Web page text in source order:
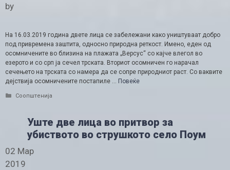
by
На 16.03.2019 година двете лица се забележани како уништуваат добро
под привремена заштита, односно природна реткост. Имено, еден од
осомничените во близина на плажата „Версус“ со кајче влегол во
езерото и со срп ја сечел трската. Вториот осомничен го нарачал
сечењето на трската со намера да се сопре природниот раст. Со ваквите
дејствија осомничените постапиле … Повеќе
Categories
Соопштенија
Уште две лица во притвор за
убиството во струшкото село Поум
02 Мар
2019